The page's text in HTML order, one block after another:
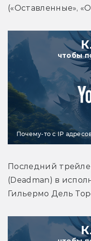
(«Оставленные»,
чтобы
Почему-то с IP
Последний
(Deadman) в
Гильермо Дель